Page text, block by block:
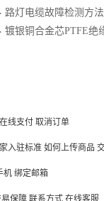
· 路灯电缆故障检测方法
· 镀银铜合金芯PTFE绝缘镀银圆铜线绕包屏蔽
在线支付 取消订单
入驻标准 如何上传商品
机 绑定邮箱
保障 联系方式 在线客服